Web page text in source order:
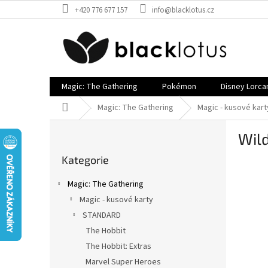
na
+420 776 677 157 info@blacklotus.cz
Magic: The Gathering Pokémon Disney
Domů Magic: The Gathering Magic - kusové
kategorie
Kategorie
Magic: The Gathering
Magic - kusové karty
STANDARD
The Hobbit
The Hobbit: Extras
Marvel Super Heroes